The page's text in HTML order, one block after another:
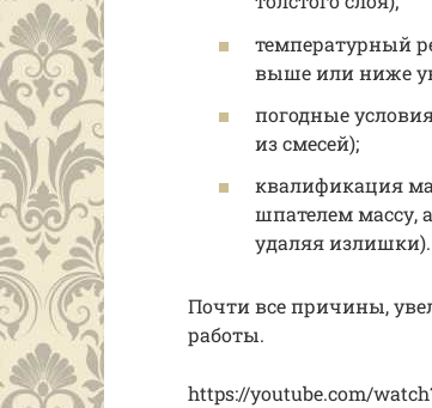
температурный
выше или ниже
погодные
из смесей);
квалификация
шпателем массу,
удаляя излишки).
Почти все причины,
работы.
https://youtube.com/